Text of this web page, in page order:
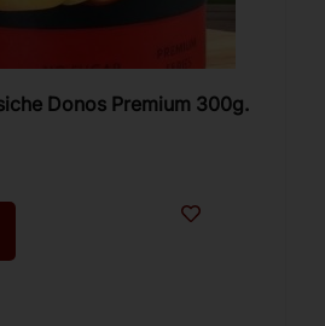
Getrocknete Pfirsiche Donos Premium 300g.